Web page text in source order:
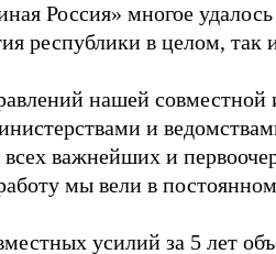
Россия» многое
республики в целом,
нашей совместной
и
важнейших и
мы вели в
усилий за 5 лет